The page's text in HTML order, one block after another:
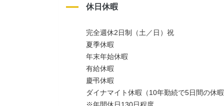
休日休暇
完全週休2日制（土／日）祝
夏季休暇
年末年始休暇
有給休暇
慶弔休暇
ダイナマイト休暇（10年勤続で5日間の休